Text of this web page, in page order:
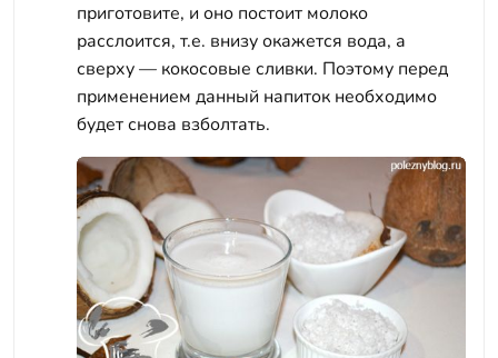
приготовите, и оно постоит молоко
расслоится, т.е. внизу окажется вода, а
сверху — кокосовые сливки. Поэтому перед
применением данный напиток необходимо
будет снова взболтать.